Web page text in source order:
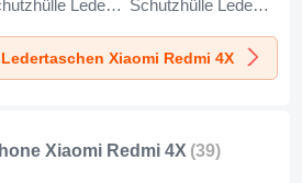
Leder
Redmi 4X
Schutzhülle Leder
Xiaomi Redmi 4X
Braun
Xiaomi Redmi 4X
Xiaomi Redmi 4X (39)